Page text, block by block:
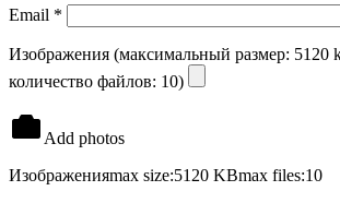
Email *
Изображения (максимальный размер: 5120
количество файлов: 10)
Add photos
Изображенияmax size:5120 KBmax files:10